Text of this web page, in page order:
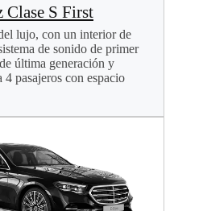
Clase S First
lujo, con un interior de
de sonido de primer
última generación y
4 pasajeros con espacio